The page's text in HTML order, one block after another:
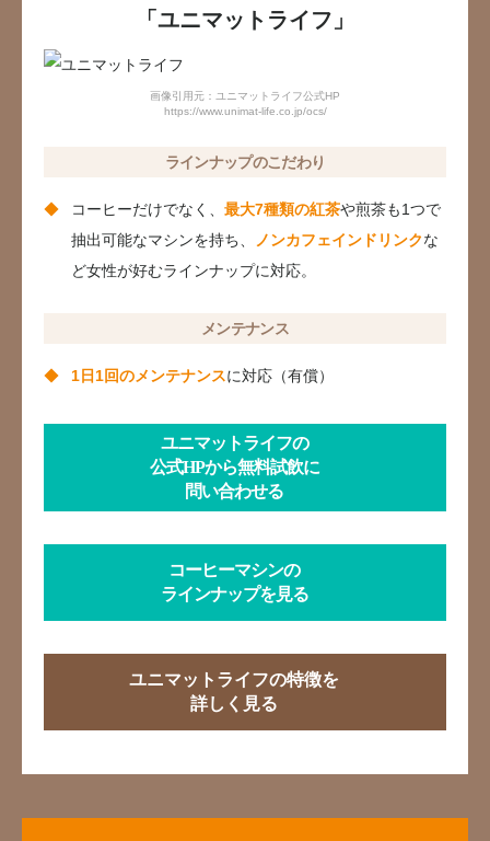
「ユニマットライフ」
画像引用元：ユニマットライフ公式HP
https://www.unimat-life.co.jp/ocs/
ラインナップのこだわり
コーヒーだけでなく、 最大7種類の紅茶や煎茶も1つで
抽出可能なマシンを持ち、
ノンカフェインドリンクな
ど女性が好むラインナップに対応。
メンテナンス
1日1回のメンテナンスに対応（有償）
ユニマットライフの
公式HPから無料試飲に
問い合わせる
コーヒーマシンの
ラインナップを見る
ユニマットライフの特徴を
詳しく見る